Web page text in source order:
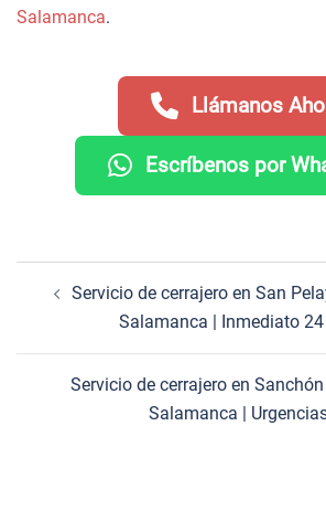
Salamanca.
Llámanos
Escríbenos por
entradas
Servicio de cerrajero en San
Salamanca | Inmediato
Servicio de cerrajero en
Salamanca |